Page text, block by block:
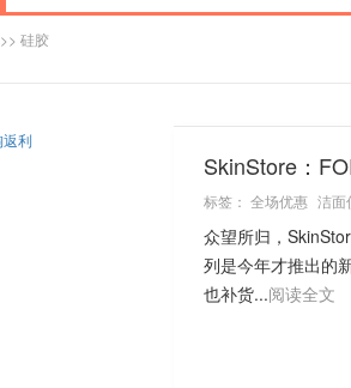
>> 硅胶
SkinStore：
标签： 全场优惠 洁面
众望所归，
列是今年才推出的
也补货...阅读全文